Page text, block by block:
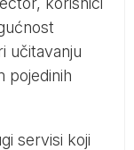
učitavanju
pojedinih
servisi koji